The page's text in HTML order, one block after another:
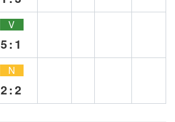
V
5:1
N
2:2